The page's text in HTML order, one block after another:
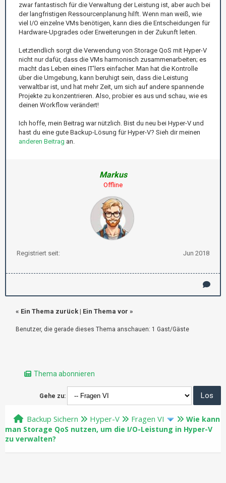
zwar fantastisch für die Verwaltung der Leistung ist, aber auch bei
der langfristigen Ressourcenplanung hilft. Wenn man weiß, wie
viel I/O einzelne VMs benötigen, kann dies die Entscheidungen für
Hardware-Upgrades oder Erweiterungen in der Zukunft leiten.
Letztendlich sorgt die Verwendung von Storage QoS mit Hyper-V
nicht nur dafür, dass die VMs harmonisch zusammenarbeiten; es
macht das Leben eines IT'lers einfacher. Man hat die Kontrolle
über die Umgebung, kann beruhigt sein, dass die Leistung
verwaltbar ist, und hat mehr Zeit, um sich auf andere spannende
Projekte zu konzentrieren. Also, probier es aus und schau, wie es
deinen Workflow verändert!
Ich hoffe, mein Beitrag war nützlich. Bist du neu bei Hyper-V und
hast du eine gute Backup-Lösung für Hyper-V? Sieh dir meinen
anderen Beitrag an.
Markus
Offline
Registriert seit: Jun 2018
« Ein Thema zurück | Ein Thema vor »
Benutzer, die gerade dieses Thema anschauen: 1 Gast/Gäste
Thema abonnieren
Gehe zu:
Backup Sichern Hyper-V Fragen VI
Wie kann
man Storage QoS nutzen, um die I/O-Leistung in Hyper-V
zu verwalten?